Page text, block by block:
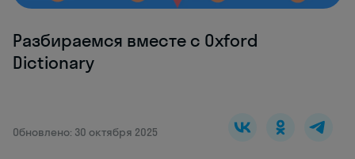
Разбираемся вместе с Oxford
Dictionary
Обновлено: 30 октября 2025